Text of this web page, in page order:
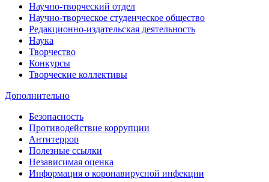
Научно-творческий отдел
Научно-творческое студенческое общество
Редакционно-издательская деятельность
Наука
Творчество
Конкурсы
Творческие коллективы
Дополнительно
Безопасность
Противодействие коррупции
Антитеррор
Полезные ссылки
Независимая оценка
Информация о коронавирусной инфекции